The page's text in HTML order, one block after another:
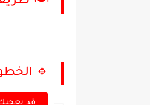
🔹 الخطوة 1: تحضير
قد